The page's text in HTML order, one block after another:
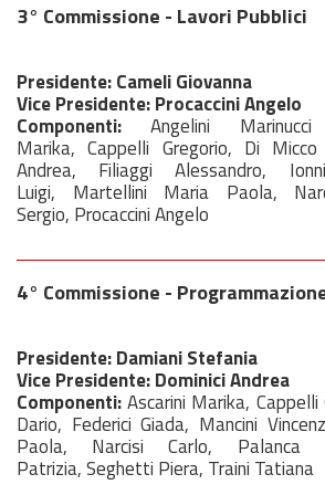
3° Commissione - Lavori Pubblici
Presidente: Cameli Giovanna
Vice Presidente: Procaccini Angelo
Componenti: Angelini
Marika, Cappelli Gregorio, Di Micco
Andrea, Filiaggi Alessandro,
Luigi, Martellini Maria Paola,
Sergio, Procaccini Angelo
4° Commissione -
Presidente: Damiani Stefania
Vice Presidente: Dominici Andrea
Componenti:Ascarini Marika,
Dario, Federici Giada, Mancini
Paola, Narcisi Carlo, Palanca
Patrizia, Seghetti Piera, Traini Tatiana